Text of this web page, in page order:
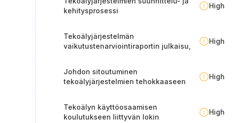
kehitysprosessi
High
Tekoälyjärjestelmän
vaikutustenarviointiraportin julkaisu,
High
Johdon sitoutuminen
tekoälyjärjestelmien tehokkaaseen
High
Tekoälyn käyttöosaamisen
koulutukseen liittyvän lokin
High